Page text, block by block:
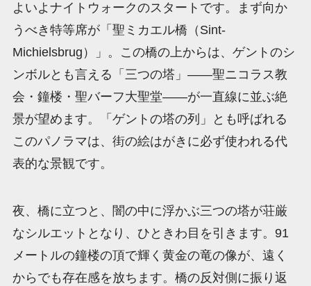
よいよナイトウォークのスタートです。まず向か
うべき特等席が「聖ミカエル橋（Sint-
Michielsbrug）」。この橋の上からは、ゲントのシ
ンボルとも言える「三つの塔」——聖ニコラス教
会・鐘楼・聖バーフ大聖堂——が一直線に並ぶ絶
景が望めます。「ゲントの塔の列」とも呼ばれる
このパノラマは、街の絵はがきに必ず使われる代
表的な景観です。
夜、橋に立つと、闇の中に浮かぶ三つの塔が荘厳
なシルエットとなり、ひときわ目を引きます。91
メートルの鐘楼の頂で輝く黄金の竜の像が、遠く
からでも存在感を放ちます。橋の反対側に振り返